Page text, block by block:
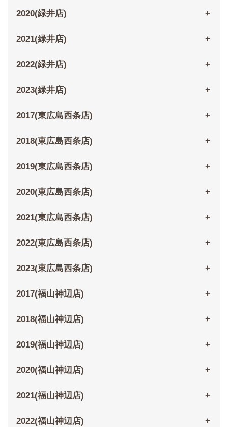
2020(緑井店)
2021(緑井店)
2022(緑井店)
2023(緑井店)
2017(東広島西条店)
2018(東広島西条店)
2019(東広島西条店)
2020(東広島西条店)
2021(東広島西条店)
2022(東広島西条店)
2023(東広島西条店)
2017(福山神辺店)
2018(福山神辺店)
2019(福山神辺店)
2020(福山神辺店)
2021(福山神辺店)
2022(福山神辺店)